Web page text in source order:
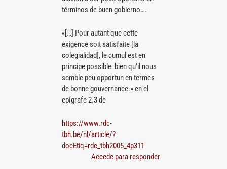
términos de buen gobierno….
«[…] Pour autant que cette
exigence soit satisfaite [la
colegialidad], le cumul est en
principe possible bien qu’il nous
semble peu opportun en termes
de bonne gouvernance.» en el
epígrafe 2.3 de
https://www.rdc-
tbh.be/nl/article/?
docEtiq=rdc_tbh2005_4p311
Accede para responder